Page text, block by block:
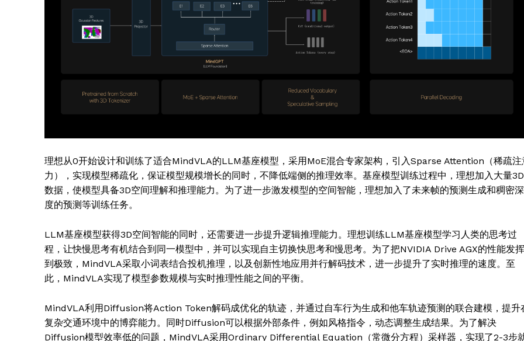
理想从0开始设计和训练了适合MindVLA的LLM基座模型，采用MoE混合专家架构，引入Sparse Attention（稀疏注
力），实现模型稀疏化，保证模型规模增长的同时，不降低端侧的推理效率。基座模型训练过程中，理想加入大量3D
数据，使模型具备3D空间理解和推理能力。为了进一步激发模型的空间智能，理想加入了未来帧的预测生成和稠密深
度的预测等训练任务。
LLM基座模型获得3D空间智能的同时，还需要进一步提升逻辑推理能力。理想训练LLM基座模型学习人类的思考过
程，让快慢思考有机结合到同一模型中，并可以实现自主切换快思考和慢思考。为了把NVIDIA Drive AGX的性能发挥
到极致，MindVLA采取小词表结合投机推理，以及创新性地应用并行解码技术，进一步提升了实时推理的速度。至
此，MindVLA实现了模型参数规模与实时推理性能之间的平衡。
MindVLA利用Diffusion将Action Token解码成优化的轨迹，并通过自车行为生成和他车轨迹预测的联合建模，提升
复杂交通环境中的博弈能力。同时Diffusion可以根据外部条件，例如风格指令，动态调整生成结果。为了解决
Diffusion模型效率低的问题，MindVLA采用Ordinary Differential Equation（常微分方程）采样器，实现了2-3步